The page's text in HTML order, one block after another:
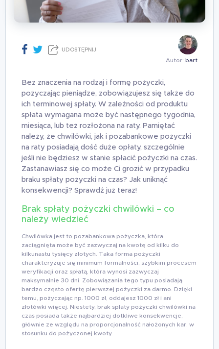
UDOSTĘPNIJ
Autor: bart
Bez znaczenia na rodzaj i formę pożyczki,
pożyczając pieniądze, zobowiązujesz się także do
ich terminowej spłaty. W zależności od produktu
spłata wymagana może być następnego tygodnia,
miesiąca, lub też rozłożona na raty. Pamiętać
należy, że chwilówki, jak i pozabankowe pożyczki
na raty posiadają dość duże opłaty, szczególnie
jeśli nie będziesz w stanie spłacić pożyczki na czas.
Zastanawiasz się co może Ci grozić w przypadku
braku spłaty pożyczki na czas? Jak uniknąć
konsekwencji? Sprawdź już teraz!
Brak spłaty pożyczki chwilówki – co
należy wiedzieć
Chwilówka jest to pozabankowa pożyczka, która
zaciągnięta może być zazwyczaj na kwotę od kilku do
kilkunastu tysięcy złotych. Taka forma pożyczki
charakteryzuje się minimum formalności, szybkim procesem
weryfikacji oraz spłatą, która wynosi zazwyczaj
maksymalnie 30 dni. Zobowiązania tego typu posiadają
bardzo często ofertę pierwszej pożyczki za darmo. Dzięki
temu, pożyczając np. 1000 zł, oddajesz 1000 zł i ani
złotówki więcej. Niestety, brak spłaty pożyczki chwilówki na
czas posiada także najbardziej dotkliwe konsekwencje,
głównie ze względu na proporcjonalność nałożonych kar, w
stosunku do pożyczonej kwoty.